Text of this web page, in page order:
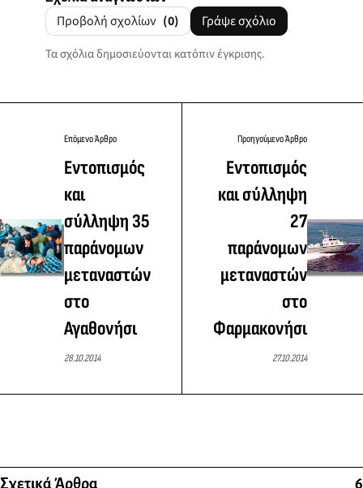
Προβολή σχολίων (0) Γράψε σχόλιο
Τα σχόλια δημοσιεύονται κατόπιν έγκρισης.
Επόμενο Άρθρο
Εντοπισμός
και
σύλληψη 35
παράνομων
μεταναστών
στο
Αγαθονήσι
28.10.2014
Προηγούμενο Άρθρο
Εντοπισμός
και σύλληψη
27
παράνομων
μεταναστών
στο
Φαρμακονήσι
27.10.2014
Σχετικά Άρθρα 6